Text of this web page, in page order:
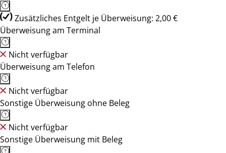
Zusätzliches Entgelt je Überweisung: 2,00 €
Überweisung am Terminal
Nicht verfügbar
Überweisung am Telefon
Nicht verfügbar
Sonstige Überweisung ohne Beleg
Nicht verfügbar
Sonstige Überweisung mit Beleg